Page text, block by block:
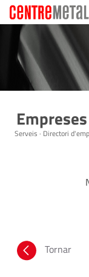
Serveis · Directori
Tornar